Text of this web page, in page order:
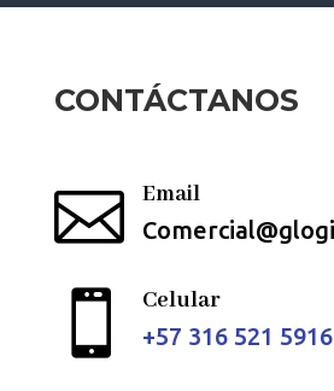
CONTÁCTANOS
 Email
 Celular
+57 316 521 5916